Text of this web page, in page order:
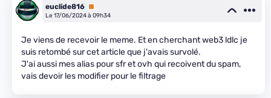
euclide816 Premium
Le 17/06/2024 à 09h34
Je viens de recevoir le meme. Et en cherchant web3 ldlc je
suis retombé sur cet article que j'avais survolé.
J'ai aussi mes alias pour sfr et ovh qui recoivent du spam,
vais devoir les modifier pour le filtrage